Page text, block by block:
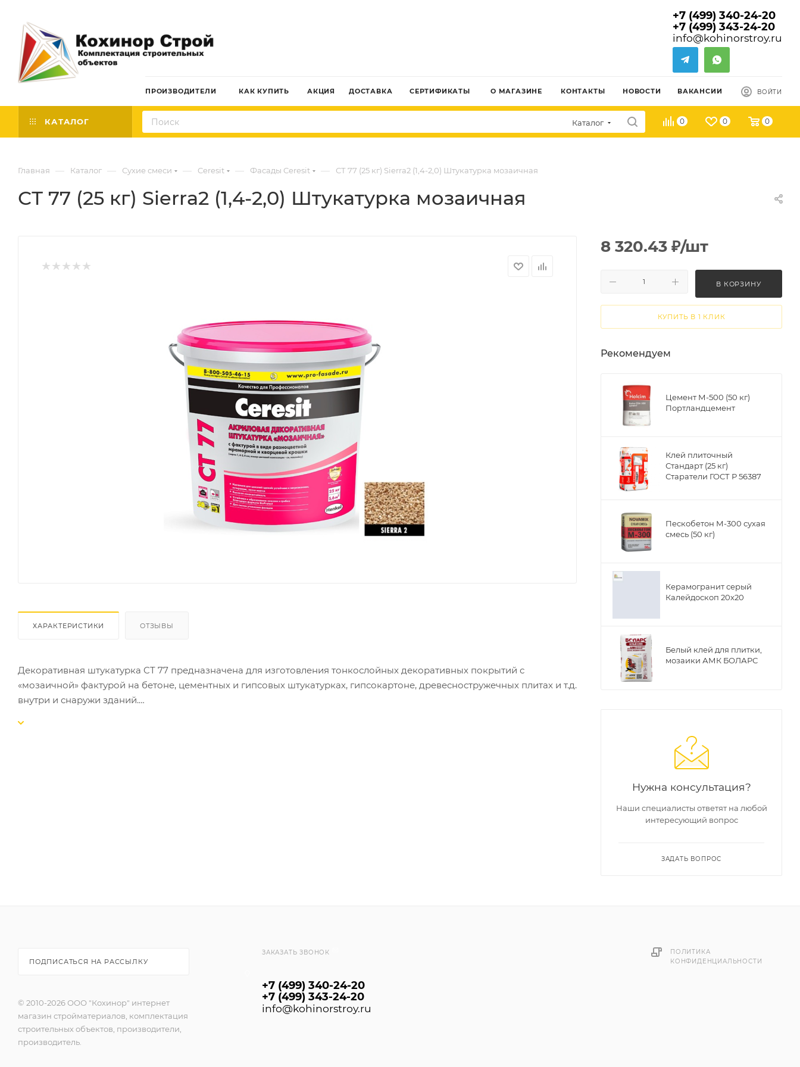
+7 (499) 340-24-20
+7 (499) 343-24-20
info@kohinorstroy.ru
ПРОИЗВОДИТЕЛИ КАК КУПИТЬ АКЦИЯ ДОСТАВКА СЕРТИФИКАТЫ О МАГАЗИНЕ КОНТАКТЫ НОВОСТИ ВАКАНСИИ ВОЙТИ
КАТАЛОГ Каталог 0 0 0
Главная — Каталог — Сухие смеси — Ceresit — Фасады Ceresit — СТ 77 (25 кг) Sierra2 (1,4-2,0) Штукатурка мозаичная
СТ 77 (25 кг) Sierra2 (1,4-2,0) Штукатурка мозаичная
ХАРАКТЕРИСТИКИ ОТЗЫВЫ
Декоративная штукатурка CT 77 предназначена для изготовления тонкослойных декоративных покрытий с
«мозаичной» фактурой на бетоне, цементных и гипсовых штукатурках, гипсокартоне, древесностружечных плитах и т.д.
внутри и снаружи зданий.
8 320.43 ₽/шт
В КОРЗИНУ
КУПИТЬ В 1 КЛИК
Рекомендуем
Цемент М-500 (50 кг)
Портландцемент
Клей плиточный
Стандарт (25 кг)
Старатели ГОСТ Р 56387
Пескобетон М-300 сухая
смесь (50 кг)
Керамогранит серый
Калейдоскоп 20х20
Белый клей для плитки,
мозаики АМК БОЛАРС
Нужна консультация?
Наши специалисты ответят на любой
интересующий вопрос
ЗАДАТЬ ВОПРОС
ПОДПИСАТЬСЯ НА РАССЫЛКУ
© 2010-2026 ООО "Кохинор" интернет
магазин стройматериалов, комплектация
строительных объектов, производители,
производитель.
ЗАКАЗАТЬ ЗВОНОК
+7 (499) 340-24-20
+7 (499) 343-24-20
info@kohinorstroy.ru
ПОЛИТИКА
КОНФИДЕНЦИАЛЬНОСТИ